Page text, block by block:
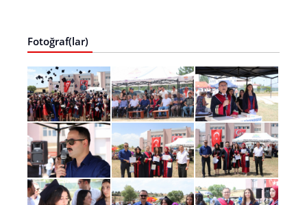
Fotoğraf(lar)